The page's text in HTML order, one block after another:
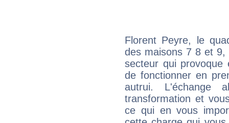
Florent Peyre, le
des maisons 7 8 et
secteur qui provoque
de fonctionner en
autrui. L'échange
transformation et
ce qui en vous